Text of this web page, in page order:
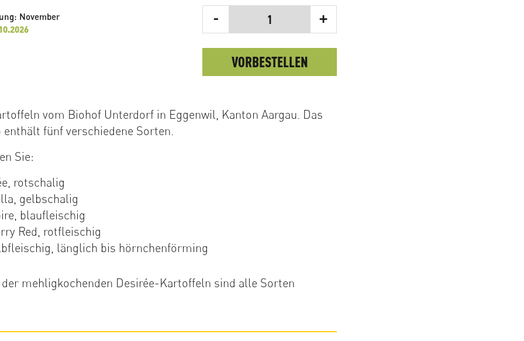
November
- 1 +
VORBESTELLEN
vom Biohof Unterdorf in Eggenwil, Kanton Aargau. Das
enthält fünf verschiedene Sorten.
Sie:
rotschalig
gelbschalig
blaufleischig
Red, rotfleischig
länglich bis hörnchenförming
mehligkochenden Desirée-Kartoffeln sind alle Sorten